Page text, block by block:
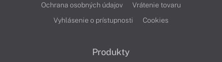
Ochrana osobných údajov
Vrátenie tovaru
Vyhlásenie o prístupnosti
Cookies
Produkty